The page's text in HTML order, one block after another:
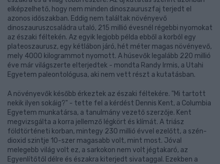
elképzelhető, hogy nem minden dinoszauruszfaj terjedt el
azonos időszakban. Eddig nem találtak növényevő
dinoszauruszcsaládra utaló, 215 millió évesnél régebbi nyomokat
az északi féltekén. Az egyik legjobb példa ebből a korból egy
plateoszaurusz, egy kétlábon járó, hét méter magas növényevő,
mely 4000 kilogrammot nyomott. A húsevők legalább 220 millió
éve már világszerte elterjedtek - mondta Randy Irmis, a Utahi
Egyetem paleontológusa, aki nem vett részt a kutatásban.
A növényevők később érkeztek az északi féltekére. "Mi tartott
nekik ilyen sokáig?" - tette fel a kérdést Dennis Kent, a Columbia
Egyetem munkatársa, a tanulmány vezető szerzője. Kent
megvizsgálta a korra jellemző légkört és klímát. A triász
földtörténeti korban, mintegy 230 millió évvel ezelőtt, a szén-
dioxid szintje 10-szer magasabb volt, mint most. Jóval
melegebb világ volt ez, a sarkokon nem volt jégtakaró, az
Egyenlítőtől délre és északra kiterjedt sivataggal. Ezekben a